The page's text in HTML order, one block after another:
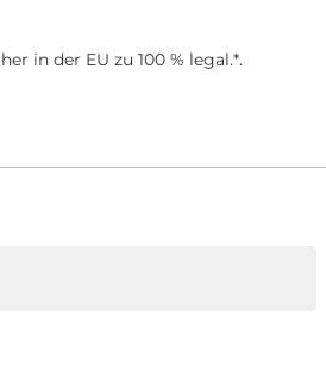
in der EU zu 100 % legal.*.